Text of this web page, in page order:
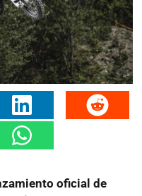
oficial de